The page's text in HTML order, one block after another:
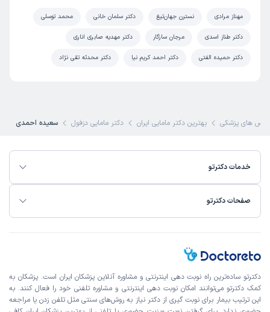
مهناز مرادی نسترن جهان‌تیغ دکتر سلمان خانی محمد توسلی
دکتر طناز اسدی مرجان سازگار دکتر مهدیه صابری اناری
دکتر حمیده الفتی دکتر احمد کریم نیا دکتر محدثه تقی نژاد
های پزشکی بهترین دکتر مامایی ایران دکتر مامایی دزفول سعیده احمدی
خدمات دکترتو
صفحات دکترتو
دکترتو ساده‌ترین راه نوبت‌ دهی اینترنتی و مشاوره آنلاین پزشکان ایران است. پزشکان به
کمک دکترتو می‌توانند امکان نوبت دهی اینترنتی و مشاوره تلفنی خود را فعال کنند. به
این ترتیب بیمار برای نوبت گیری از دکتر نیاز به روش‌های سنتی مثل تلفن زدن یا مراجعه